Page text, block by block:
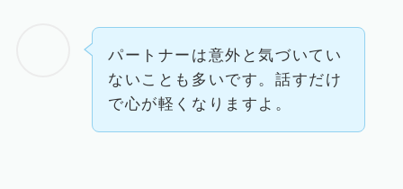
パートナーは意外と気づいてい
ないことも多いです。話すだけ
で心が軽くなりますよ。